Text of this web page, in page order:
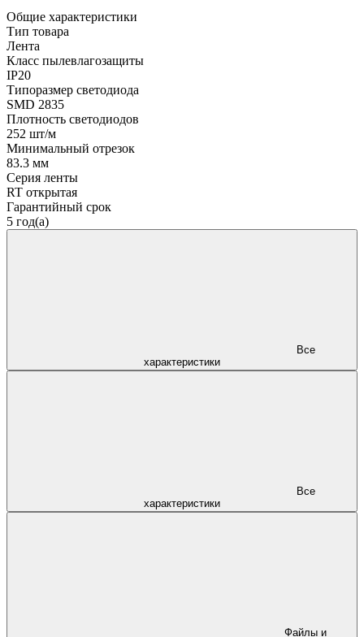
Общие характеристики
Тип товара
Лента
Класс пылевлагозащиты
IP20
Типоразмер светодиода
SMD 2835
Плотность светодиодов
252 шт/м
Минимальный отрезок
83.3 мм
Серия ленты
RT открытая
Гарантийный срок
5 год(а)
характеристики
характеристики